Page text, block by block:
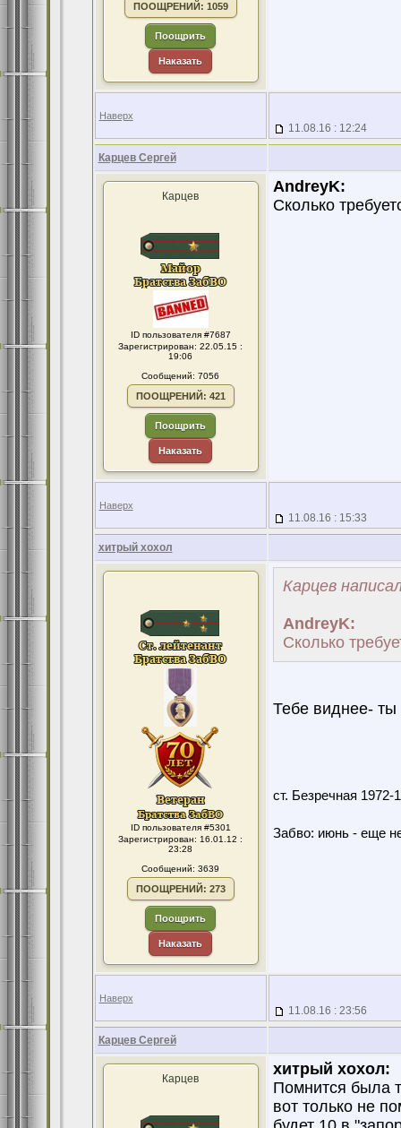
ПООЩРЕНИЙ: 1059
Поощрить
Наказать
Наверх
11.08.16 : 12:24
Карцев Сергей
Карцев
ID пользователя #7687
Зарегистрирован: 22.05.15 :
19:06
Сообщений: 7056
ПООЩРЕНИЙ: 421
Поощрить
Наказать
AndreyK:
Сколько
Наверх
11.08.16 : 15:33
хитрый хохол
ID пользователя #5301
Зарегистрирован: 16.01.12 :
23:28
Сообщений: 3639
ПООЩРЕНИЙ: 273
Поощрить
Наказать
Карцев
AndreyK:
Сколько
Тебе виднее-
ст. Безречная
Забво: июнь - еще
Наверх
11.08.16 : 23:56
Карцев Сергей
Карцев
хитрый хохол:
Помнится была
вот только не